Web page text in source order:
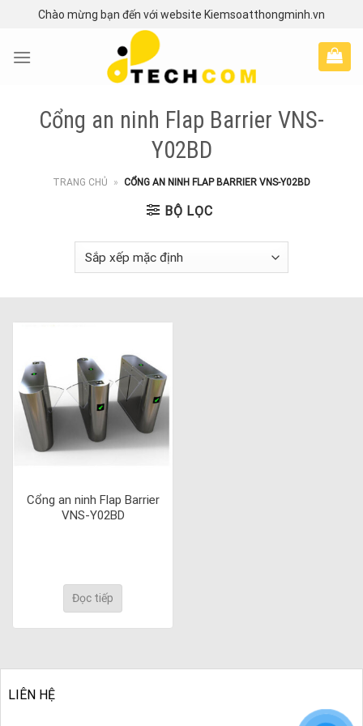
content
Chào mừng bạn đến với website Kiemsoatthongminh.vn
Cổng an ninh Flap Barrier VNS-
Y02BD
TRANG CHỦ » CỔNG AN NINH FLAP BARRIER VNS-Y02BD
BỘ LỌC
Cổng an ninh Flap Barrier
VNS-Y02BD
Đọc tiếp
LIÊN HỆ